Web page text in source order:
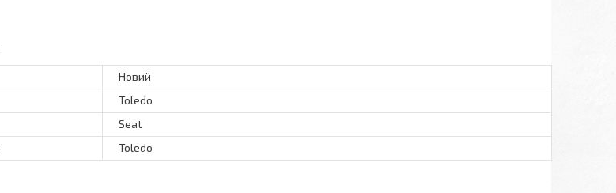
Новий
Toledo
Seat
Toledo